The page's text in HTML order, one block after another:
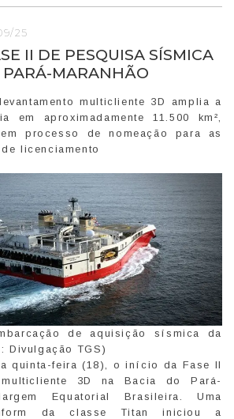
25
II DE PESQUISA SÍSMICA
MARANHÃO
multicliente 3D amplia a
em aproximadamente 11.500 km²,
processo de nomeação para as
licenciamento
de aquisição sísmica da
Divulgação TGS)
quinta-feira (18), o início da Fase II
3D na Bacia do Pará-
Equatorial Brasileira. Uma
da classe Titan iniciou a